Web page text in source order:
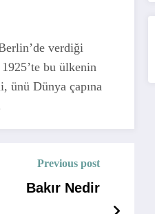
verdiği
bu ülkenin
ünü Dünya çapına
Previous post
Bakır Nedir